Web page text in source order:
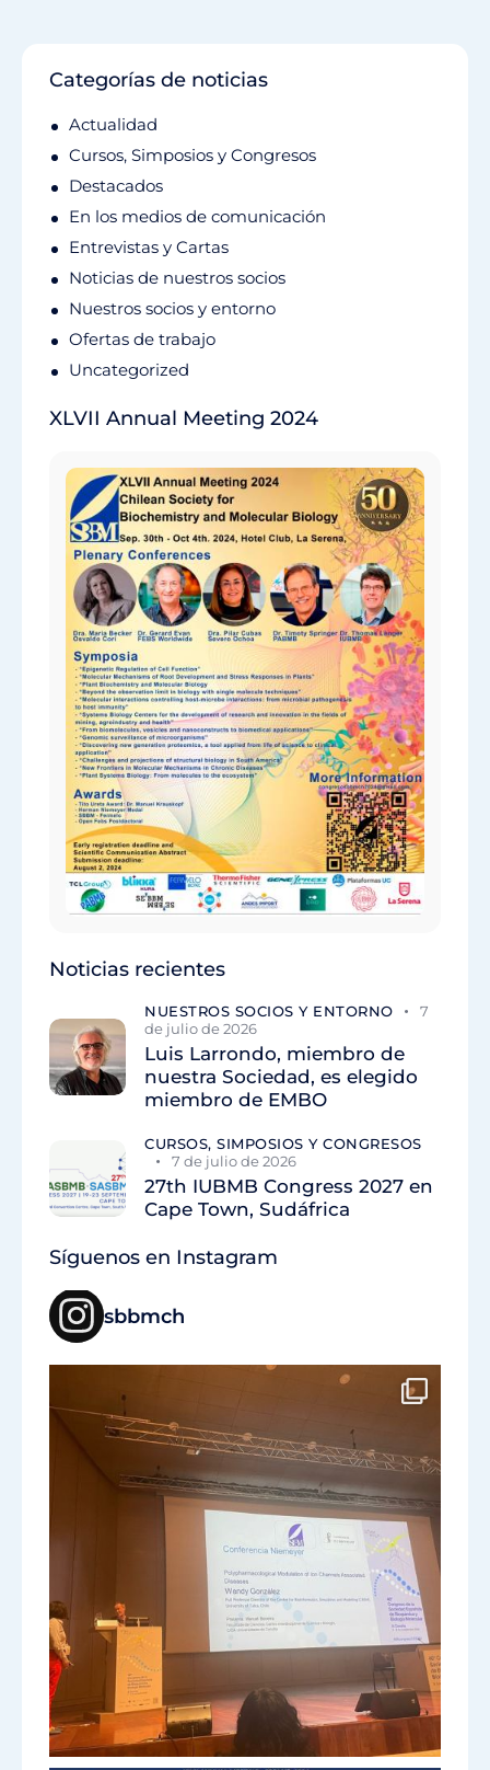
Categorías de noticias
Actualidad
Cursos, Simposios y Congresos
Destacados
En los medios de comunicación
Entrevistas y Cartas
Noticias de nuestros socios
Nuestros socios y entorno
Ofertas de trabajo
Uncategorized
XLVII Annual Meeting 2024
Noticias recientes
NUESTROS SOCIOS Y ENTORNO
7
de julio de 2026
Luis Larrondo, miembro de
nuestra Sociedad, es elegido
miembro de EMBO
CURSOS, SIMPOSIOS Y CONGRESOS
7 de julio de 2026
27th IUBMB Congress 2027 en
Cape Town, Sudáfrica
Síguenos en Instagram
sbbmch